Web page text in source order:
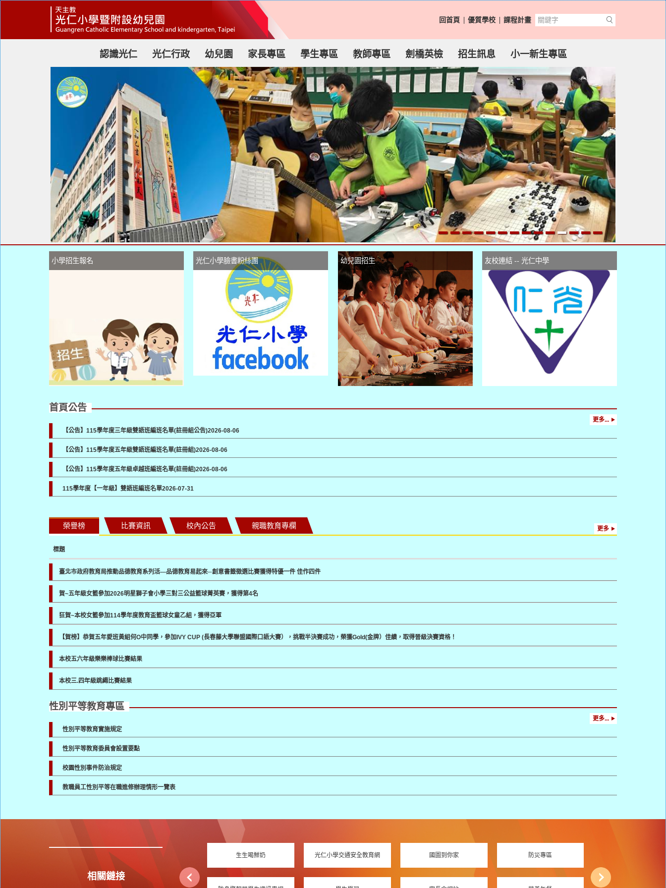
回首頁 優質學校 課程計畫
認識光仁 光仁行政 幼兒園 家長專區 學生專區 教師專區 劍橋英檢 招生訊息 小一新生專區
小學招生報名 光仁小學臉書粉絲團 幼兒園招生 友校連結 -- 光仁中學
首頁公告
【公告】115學年度三年級雙語班編班名單(註冊組公告)2026-08-06
【公告】115學年度五年級雙語班編班名單(註冊組)2026-08-06
【公告】115學年度五年級卓越班編班名單(註冊組)2026-08-06
115學年度【一年級】雙語班編班名單2026-07-31
更多...
榮譽榜 比賽資訊 校內公告 親職教育專欄
標題
臺北市政府教育局推動品德教育系列活---品德教育易起來─創意書籤徵選比賽獲得特優一件 佳作四件
賀~五年級女籃參加2026明星獅子會小學三對三公益籃球菁英賽，獲得第4名
狂賀~本校女籃參加114學年度教育盃籃球女童乙組，獲得亞軍
【賀榜】恭賀五年愛班黃組何O中同學，參加IVY CUP (長春藤大學聯盟國際口語大賽），挑戰半決賽成功，榮獲Gold(金牌）佳績，取得晉級決賽資格！
本校五六年級樂樂棒球比賽結果
本校三.四年級跳繩比賽結果
更多
性別平等教育專區
性別平等教育實施規定
性別平等教育委員會設置要點
校園性別事件防治規定
教職員工性別平等在職進修辦理情形一覽表
更多...
相關鏈接
生生喝鮮奶 光仁小學交通安全教育網 國圖到你家 防災專區